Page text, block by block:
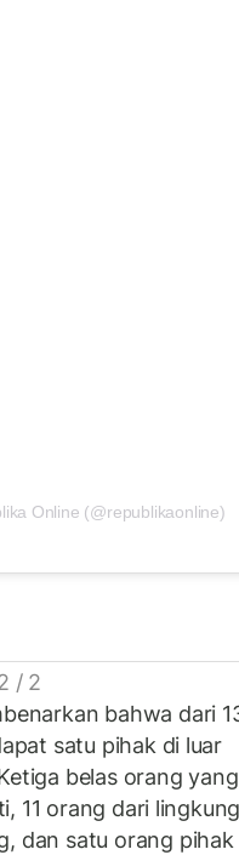
Online (@republikaonline)
/ 2
bahwa dari
satu pihak di luar
belas orang yang
11 orang dari
dan satu orang pihak